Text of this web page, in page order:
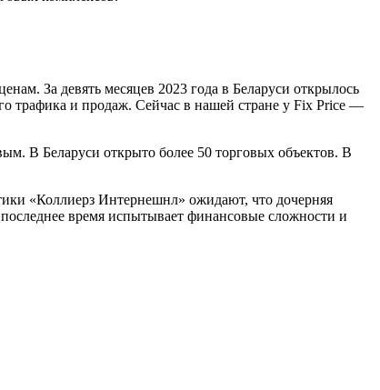
За девять месяцев 2023 года в Беларуси открылось
трафика и продаж. Сейчас в нашей стране у Fix Price —
В Беларуси открыто более 50 торговых объектов. В
«Коллиерз Интернешнл» ожидают, что дочерняя
время испытывает финансовые сложности и